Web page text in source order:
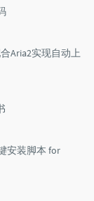
Aria2实现自动上
安装脚本 for